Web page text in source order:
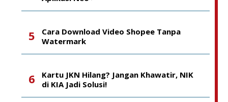
Cara Download Video Shopee Tanpa
Watermark
Kartu JKN Hilang? Jangan Khawatir, NIK
di KIA Jadi Solusi!